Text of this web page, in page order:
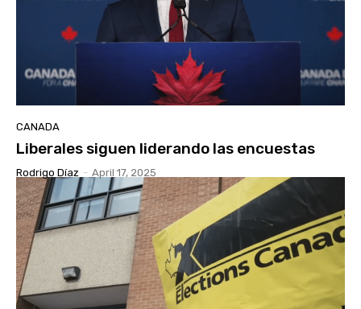
CANADA
Liberales siguen liderando las encuestas
Rodrigo Díaz - April 17, 2025